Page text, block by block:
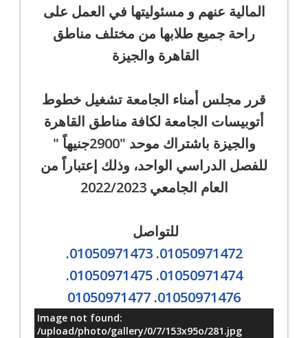
المالية عنهم و مسئوليتها في العمل على
راحة جميع طلابها من مختلف مناطق
القاهرة والجيزة
قرر مجلس أمناء الجامعة تشغيل خطوط
أتوبيسات الجامعة لكافة مناطق القاهرة
والجيزة باشتراك موحد "2900جنيهاً "
للفصل الدراسي الواحد، وذلك إعتباراً من
العام الجامعي 2022/2023
للتواصل
01050971472
.
01050971473
.
01050971474
.
01050971475
.
01050971476
.
01050971477
معلومات
Image not found:
/upload/photo/gallery/0/7/153x95o/281.jpg